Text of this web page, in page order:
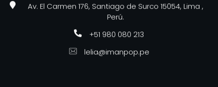
Av. El Carmen 176, Santiago de Surco 15054, Lima ,
Perú.
+51 980 080 213
lelia@imanpop.pe